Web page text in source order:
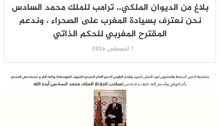
بلاغ من الديوان الملكي.. ترامب للملك محمد السادس
نحن نعترف بسيادة المغرب على الصحراء ، وندعم
المقترح المغربي للحكم الذاتي
1 أغسطس 2026